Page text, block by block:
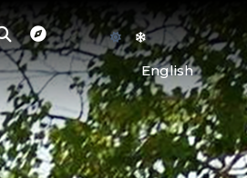
English